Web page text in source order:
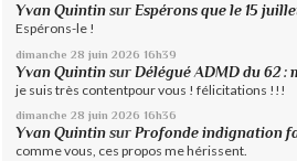
Yvan Quintin surEspérons que le 15
Espérons-le !
dimanche 28 juin 2026 16h39
Yvan Quintin surDélégué ADMD du 62 :
je suis très contentpour vous ! félicitations !!!
dimanche 28 juin 2026 16h36
Yvan Quintin surProfonde indignation
comme vous, ces propos me hérissent.